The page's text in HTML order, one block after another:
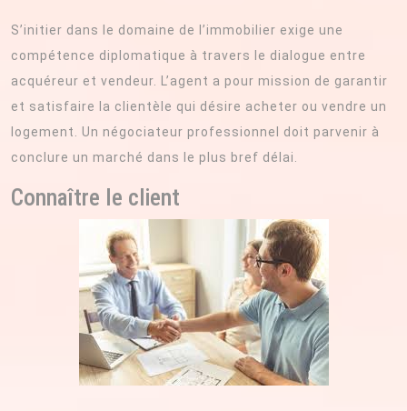
S’initier dans le domaine de l’immobilier exige une
compétence diplomatique à travers le dialogue entre
acquéreur et vendeur. L’agent a pour mission de garantir
et satisfaire la clientèle qui désire acheter ou vendre un
logement. Un négociateur professionnel doit parvenir à
conclure un marché dans le plus bref délai.
Connaître le client